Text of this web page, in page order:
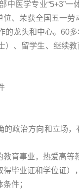
中医学专业“5+3”
位、荣获全国五一
的龙头和中心。60
）、留学生、继续
的政治方向和立场
育事业，热爱高
毕业证和学位证
件；